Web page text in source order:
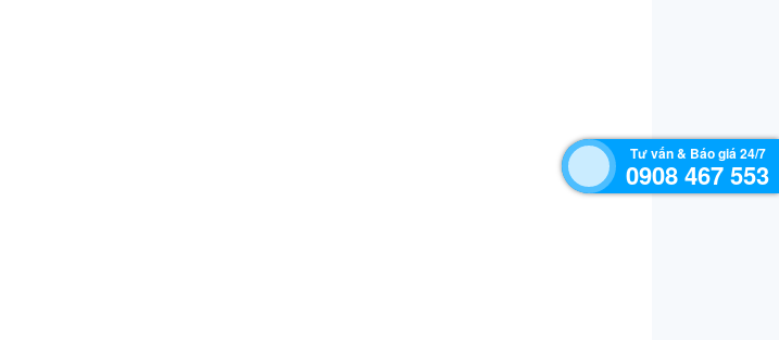
Tư vấn & Báo giá 24/7
0908 467 553